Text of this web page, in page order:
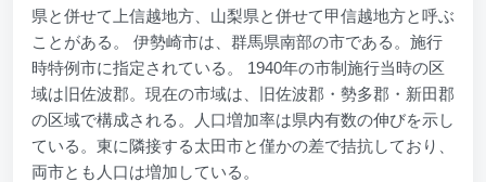
県と併せて上信越地方、山梨県と併せて甲信越地方と呼ぶ
ことがある。 伊勢崎市は、群馬県南部の市である。施行
時特例市に指定されている。 1940年の市制施行当時の区
域は旧佐波郡。現在の市域は、旧佐波郡・勢多郡・新田郡
の区域で構成される。人口増加率は県内有数の伸びを示し
ている。東に隣接する太田市と僅かの差で拮抗しており、
両市とも人口は増加している。